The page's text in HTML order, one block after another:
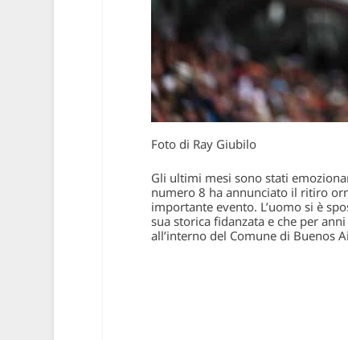
Foto di Ray Giubilo
Gli ultimi mesi sono stati
numero 8 ha annunciato il ritiro
importante evento. L’uomo si è
sua storica fidanzata e che per
all’interno del Comune di Buenos